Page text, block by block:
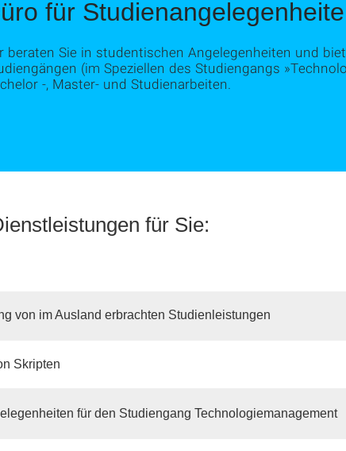
für
beraten Sie in studentischen Angelegenheiten und
(im Speziellen des Studiengangs
-, Master- und Studienarbeiten.
für Sie:
von im Ausland erbrachten Studienleistungen
Skripten
für den Studiengang Technologiemanagement